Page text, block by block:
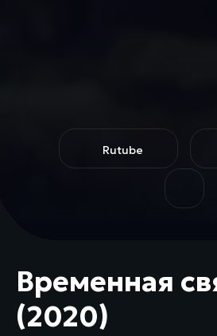
Rutube
Временная
(2020)